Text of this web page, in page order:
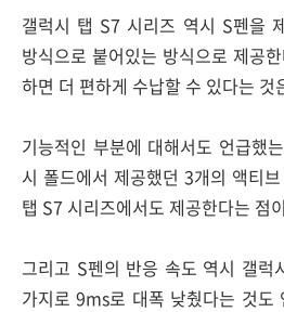
갤럭시 탭 S7 시리즈 역시 S펜을
방식으로 붙어있는 방식으로 제공
하면 더 편하게 수납할 수 있다는 것
기능적인 부분에 대해서도 언급했
시 폴드에서 제공했던 3개의 액티
탭 S7 시리즈에서도 제공한다는 점
그리고 S펜의 반응 속도 역시 갤럭
가지로 9ms로 대폭 낮췄다는 것도